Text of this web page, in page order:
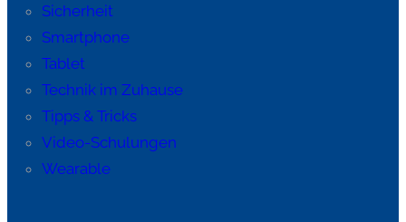
Sicherheit
Smartphone
Tablet
Technik im Zuhause
Tipps & Tricks
Video-Schulungen
Wearable